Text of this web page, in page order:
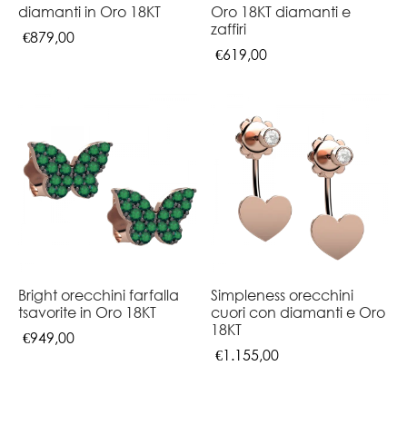
diamanti in Oro 18KT
€879,00
Oro 18KT diamanti e
zaffiri
€619,00
Bright orecchini farfalla
tsavorite in Oro 18KT
€949,00
Simpleness orecchini
cuori con diamanti e Oro
18KT
€1.155,00